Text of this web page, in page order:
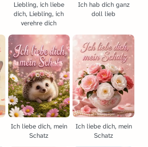
Liebling, ich liebe
dich, Liebling, ich
verehre dich
Ich hab dich ganz
doll lieb
Ich liebe dich, mein
Schatz
Ich liebe dich, mein
Schatz